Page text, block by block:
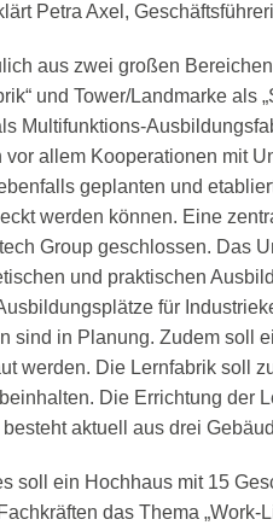
Petra Axel,
aus zwei großen
und Tower/Landmarke als
Multifunktions-
allem Kooperationen mit
geplanten und
werden können. Eine
Group geschlossen. Das
und praktischen
für
sind in Planung. Zudem soll
werden. Die Lernfabrik soll
Die Errichtung
aktuell aus drei
soll ein Hochhaus mit 15
das Thema